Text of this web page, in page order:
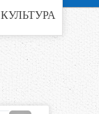
КУЛЬТУРА